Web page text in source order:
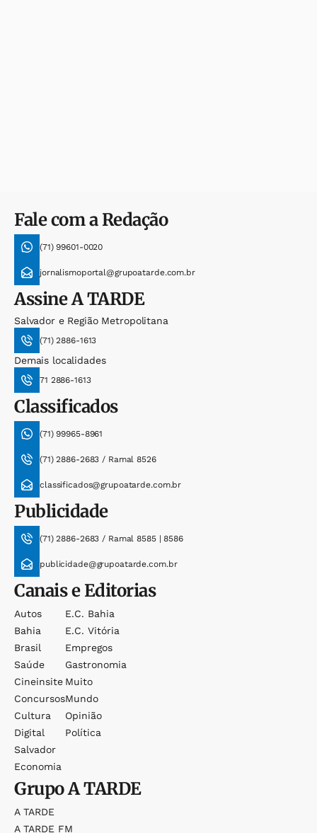
Fale com a Redação
(71) 99601-0020
jornalismoportal@grupoatarde.com.br
AssineA TARDE
Salvador e Região Metropolitana
(71) 2886-1613
Demais localidades
71 2886-1613
Classificados
(71) 99965-8961
(71) 2886-2683 / Ramal 8526
classificados@grupoatarde.com.br
Publicidade
(71) 2886-2683 / Ramal 8585 | 8586
publicidade@grupoatarde.com.br
Canais e Editorias
Autos
Bahia
Brasil
Saúde
Cineinsite
Concursos
Cultura
Digital
Salvador
Economia
E.c. Bahia
E.c. Vitória
Empregos
Gastronomia
Muito
Mundo
Opinião
Política
GrupoA TARDE
A TARDE
A TARDE FM